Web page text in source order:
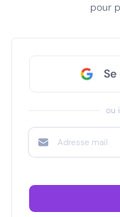
pour
ou